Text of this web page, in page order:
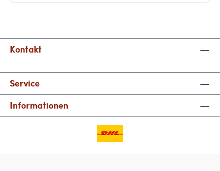
Kontakt
Service
Informationen